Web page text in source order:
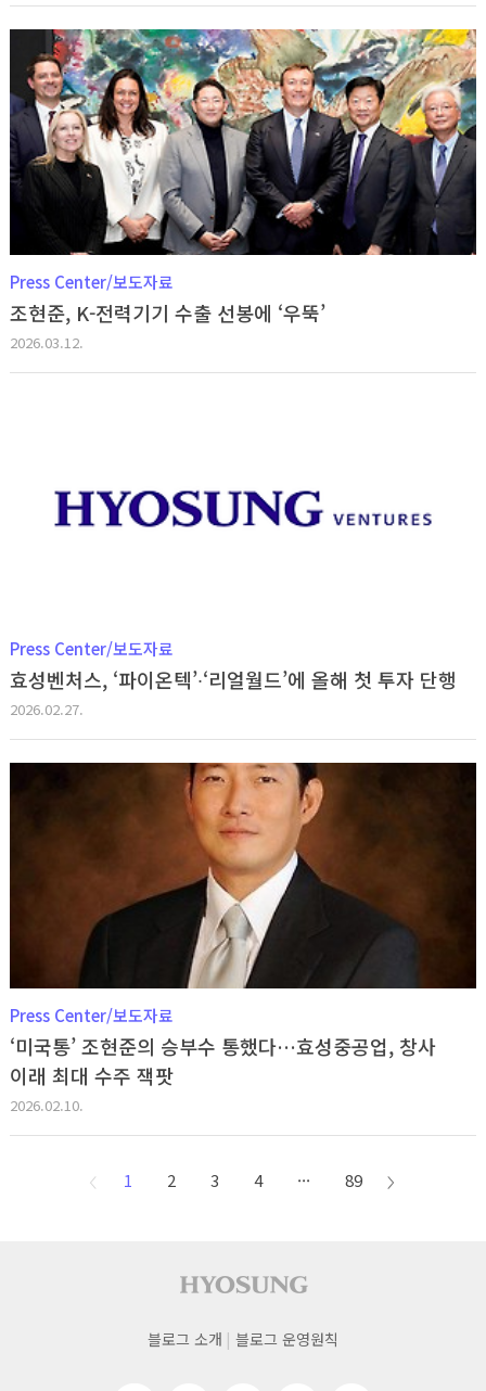
Press Center/보도자료
조현준, K-전력기기 수출 선봉에 ‘우뚝’
2026.03.12.
Press Center/보도자료
효성벤처스, ‘파이온텍’∙‘리얼월드’에 올해 첫 투자 단행
2026.02.27.
Press Center/보도자료
‘미국통’ 조현준의 승부수 통했다…효성중공업, 창사
이래 최대 수주 잭팟
2026.02.10.
이전
1 2 3 4 ··· 89
다음
사이트 푸터
푸터
블로그 소개 블로그 운영원칙